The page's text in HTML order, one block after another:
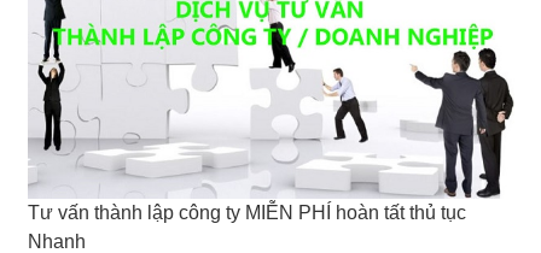
Tư vấn thành lập công ty MIỄN PHÍ hoàn tất thủ tục
Nhanh